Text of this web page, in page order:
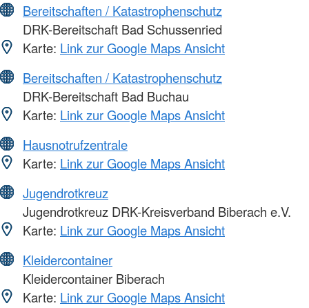
Bereitschaften / Katastrophenschutz
DRK-Bereitschaft Bad Schussenried
Karte: Link zur Google Maps Ansicht
Bereitschaften / Katastrophenschutz
DRK-Bereitschaft Bad Buchau
Karte: Link zur Google Maps Ansicht
Hausnotrufzentrale
Karte: Link zur Google Maps Ansicht
Jugendrotkreuz
Jugendrotkreuz DRK-Kreisverband Biberach e.V.
Karte: Link zur Google Maps Ansicht
Kleidercontainer
Kleidercontainer Biberach
Karte: Link zur Google Maps Ansicht